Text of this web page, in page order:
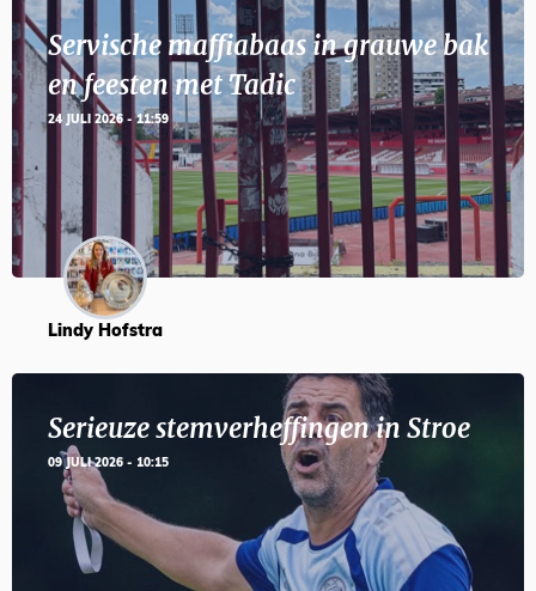
Servische maffiabaas in grauwe bak
en feesten met Tadic
24 JULI 2026 - 11:59
Lindy Hofstra
Serieuze stemverheffingen in Stroe
09 JULI 2026 - 10:15